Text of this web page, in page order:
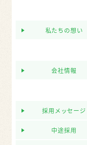
私たちの想い
会社情報
採用メッセージ
中途採用